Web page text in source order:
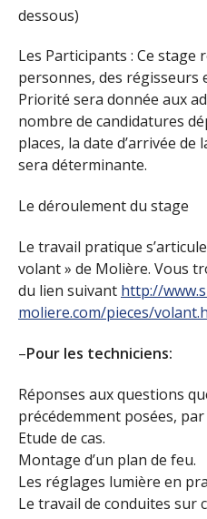
dessous)
Les Participants : Ce
personnes, des régisseurs
Priorité sera donnée aux
nombre de candidatures
places, la date d’arrivée
sera déterminante.
Le déroulement du stage
Le travail pratique
volant » de Molière. Vous
du lien suivant http://
moliere.com/pieces/
–Pour les techniciens:
Réponses aux questions
précédemment posées,
Etude de cas.
Montage d’un plan de feu.
Les réglages lumière en
Le travail de conduites sur